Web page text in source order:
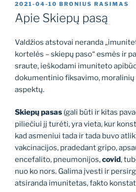
PASKELBTA
2021-04-10 BRONIUS RASIMAS
Apie Skiepų pasą
Valdžios atstovai neranda
kortelės – skiepų paso“ esmės ir
sraute, ieškodami imuniteto
dokumentinio fiksavimo, moralinių
aspektų.
Skiepų pasas (gali būti ir kitas
piliečiui jį turėti, yra vieta, kur
kad asmeniui tada ir tada buvo
vakcinacijos, pradedant gripo,
encefalito, pneumonijos,covid,
nuo ko nors. Galima įvesti ir
atsiranda imunitetas, fakto